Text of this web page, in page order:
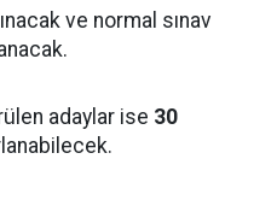
ve normal sınav
adaylar ise 30